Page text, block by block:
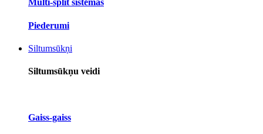
Multi-split sistēmas
Piederumi
Siltumsūkņi
Siltumsūkņu veidi
Gaiss-gaiss